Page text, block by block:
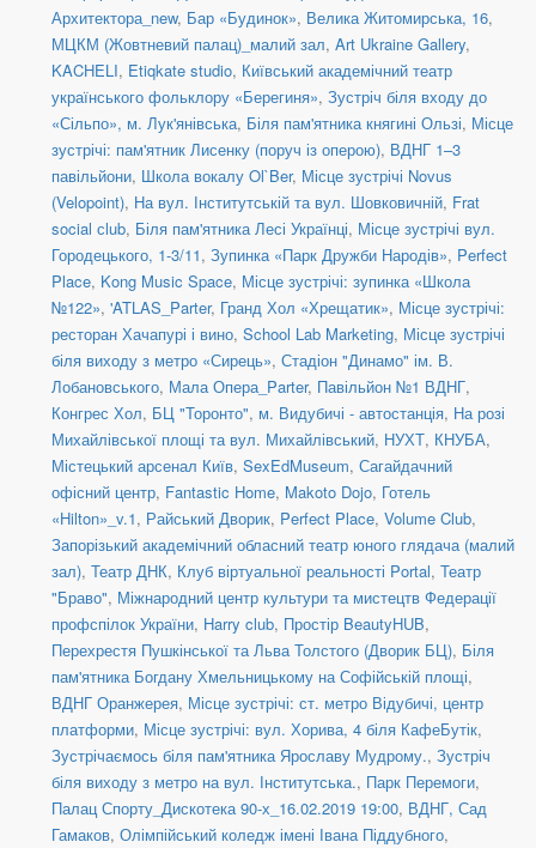
Архитектора_new, Бар «Будинок», Велика Житомирська, 16,
МЦКМ (Жовтневий палац)_малий зал, Art Ukraine Gallery,
KACHELI, Etiqkate studio, Київський академічний театр
українського фольклору «Берегиня», Зустріч біля входу до
«Сільпо», м. Лук'янівська, Біля пам'ятника княгині Ользі, Місце
зустрічі: пам'ятник Лисенку (поруч із оперою), ВДНГ 1–3
павільйони, Школа вокалу Ol`Ber, Місце зустрічі Novus
(Velopoint), На вул. Інститутській та вул. Шовковичній, Frat
social сlub, Біля пам'ятника Лесі Українці, Місце зустрічі вул.
Городецького, 1-3/11, Зупинка «Парк Дружби Народів», Perfect
Place, Kong Music Space, Місце зустрічі: зупинка «Школа
№122», 'ATLAS_Parter, Гранд Хол «Хрещатик», Місце зустрічі:
ресторан Хачапурі і вино, School Lab Marketing, Місце зустрічі
біля виходу з метро «Сирець», Стадіон "Динамо" ім. В.
Лобановського, Мала Опера_Parter, Павільйон №1 ВДНГ,
Конгрес Хол, БЦ "Торонто", м. Видубичі - автостанція, На розі
Михайлівської площі та вул. Михайлівський, НУХТ, КНУБА,
Містецький арсенал Київ, SexEdMuseum, Сагайдачний
офісний центр, Fantastic Home, Makoto Dojo, Готель
«Hilton»_v.1, Райський Дворик, Perfect Place, Volume Club,
Запорізький академічний обласний театр юного глядача (малий
зал), Театр ДНК, Клуб віртуальної реальності Portal, Театр
"Браво", Міжнародний центр культури та мистецтв Федерації
профспілок України, Harry club, Простір BeautyHUB,
Перехрестя Пушкінської та Льва Толстого (Дворик БЦ), Біля
пам'ятника Богдану Хмельницькому на Софійській площі,
ВДНГ Оранжерея, Місце зустрічі: ст. метро Відубичі, центр
платформи, Місце зустрічі: вул. Хорива, 4 біля КафеБутік,
Зустрічаємось біля пам'ятника Ярославу Мудрому., Зустріч
біля виходу з метро на вул. Інститутська., Парк Перемоги,
Палац Спорту_Дискотека 90-х_16.02.2019 19:00, ВДНГ, Сад
Гамаков, Олімпійський коледж імені Івана Піддубного,